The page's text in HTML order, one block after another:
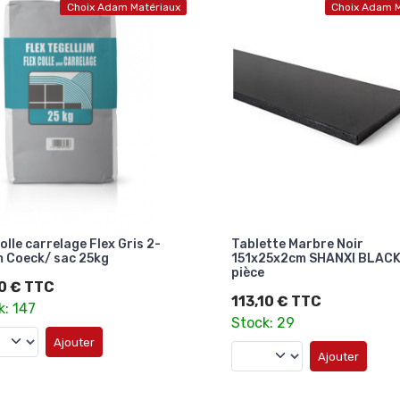
Choix Adam Matériaux
Marbre Noir
SHANXI BLACK/
€ TTC
29
Ajouter
Choix Adam
Tablette Pierre bleue Belge
151x20x2cm ADOUCIE/
Stock: 30
Ajouter